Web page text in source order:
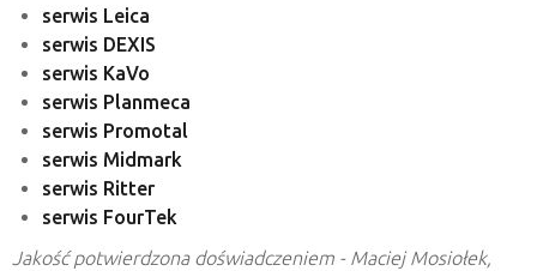
serwis Leica
serwis DEXIS
serwis KaVo
serwis Planmeca
serwis Promotal
serwis Midmark
serwis Ritter
serwis FourTek
Jakość potwierdzona doświadczeniem - Maciej Mosiołek,